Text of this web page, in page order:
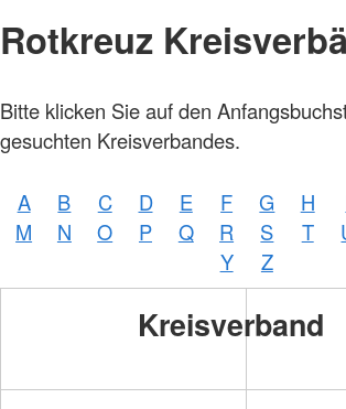
Rotkreuz
Bitte klicken Sie auf den
gesuchten Kreisverbandes.
A B C D E F G H
M N O P Q R S T
Y
Z
Kreisverband